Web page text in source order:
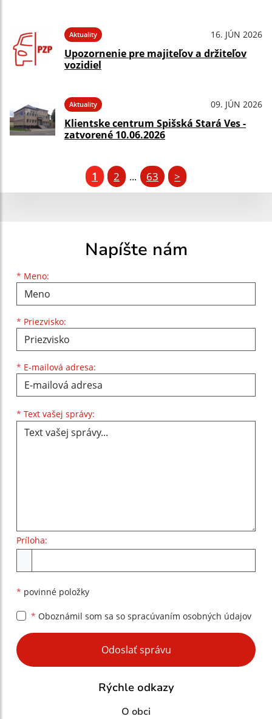
Aktuality 16. JÚN 2026
Upozornenie pre majiteľov a držiteľov
vozidiel
Aktuality 09. JÚN 2026
Klientske centrum Spišská Stará Ves -
zatvorené 10.06.2026
1 2 ... 63 >
Napíšte nám
* Meno:
Meno
* Priezvisko:
Priezvisko
* E-mailová adresa:
E-mailová adresa
* Text vašej správy:
Príloha:
* povinné položky
* Oboznámil som sa so spracúvaním osobných údajov
Google reCaptcha Response
Odoslať správu
Rýchle odkazy
O obci